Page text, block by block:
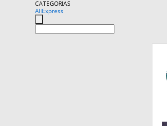
CATEGORIAS
AliExpress